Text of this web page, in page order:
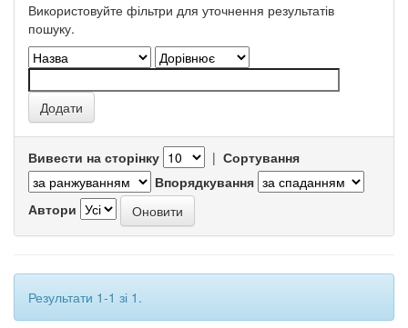
Використовуйте фільтри для уточнення результатів
пошуку.
Вивести на сторінку | Сортування
Впорядкування
Автори
Результати 1-1 зі 1.